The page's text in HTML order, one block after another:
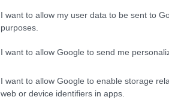
I want to allow my user data to be sent to
purposes.
I want to allow Google to send me
I want to allow Google to enable storage
web or device identifiers in apps.